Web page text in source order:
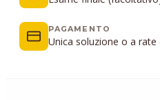
PAGAMENTO
Unica soluzione o a